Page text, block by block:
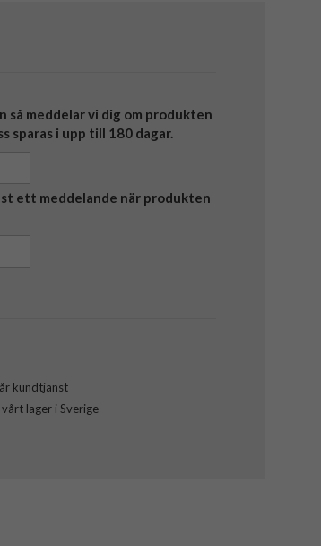
så meddelar vi dig om produkten
sparas i upp till 180 dagar.
ett meddelande när produkten
kundtjänst
lager i Sverige